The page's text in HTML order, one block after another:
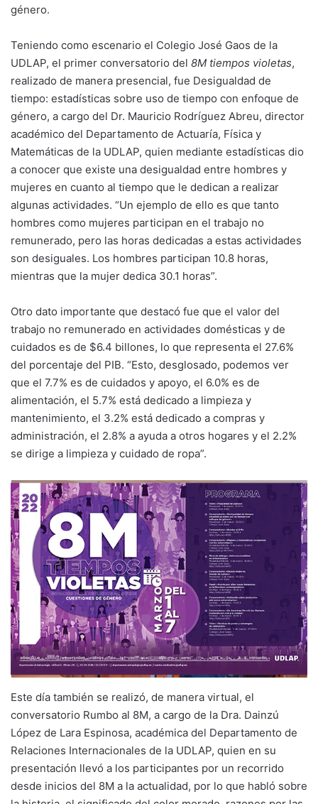
género.
Teniendo como escenario el Colegio José Gaos de la
UDLAP, el primer conversatorio del 8M tiempos violetas,
realizado de manera presencial, fue Desigualdad de
tiempo: estadísticas sobre uso de tiempo con enfoque de
género, a cargo del Dr. Mauricio Rodríguez Abreu, director
académico del Departamento de Actuaría, Física y
Matemáticas de la UDLAP, quien mediante estadísticas dio
a conocer que existe una desigualdad entre hombres y
mujeres en cuanto al tiempo que le dedican a realizar
algunas actividades. “Un ejemplo de ello es que tanto
hombres como mujeres participan en el trabajo no
remunerado, pero las horas dedicadas a estas actividades
son desiguales. Los hombres participan 10.8 horas,
mientras que la mujer dedica 30.1 horas”.
Otro dato importante que destacó fue que el valor del
trabajo no remunerado en actividades domésticas y de
cuidados es de $6.4 billones, lo que representa el 27.6%
del porcentaje del PIB. “Esto, desglosado, podemos ver
que el 7.7% es de cuidados y apoyo, el 6.0% es de
alimentación, el 5.7% está dedicado a limpieza y
mantenimiento, el 3.2% está dedicado a compras y
administración, el 2.8% a ayuda a otros hogares y el 2.2%
se dirige a limpieza y cuidado de ropa”.
Este día también se realizó, de manera virtual, el
conversatorio Rumbo al 8M, a cargo de la Dra. Dainzú
López de Lara Espinosa, académica del Departamento de
Relaciones Internacionales de la UDLAP, quien en su
presentación llevó a los participantes por un recorrido
desde inicios del 8M a la actualidad, por lo que habló sobre